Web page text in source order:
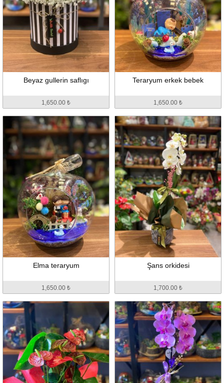
Beyaz gullerin saflıgı
1,650.00 ₺
Teraryum erkek bebek
1,650.00 ₺
Elma teraryum
1,650.00 ₺
Şans orkidesi
1,700.00 ₺